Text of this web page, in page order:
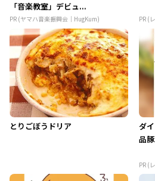
「音楽教室」デビュ...
PR (ヤマハ音楽振興会｜HugKum) PR (
とりごぼうドリア
ダ
品
PR (